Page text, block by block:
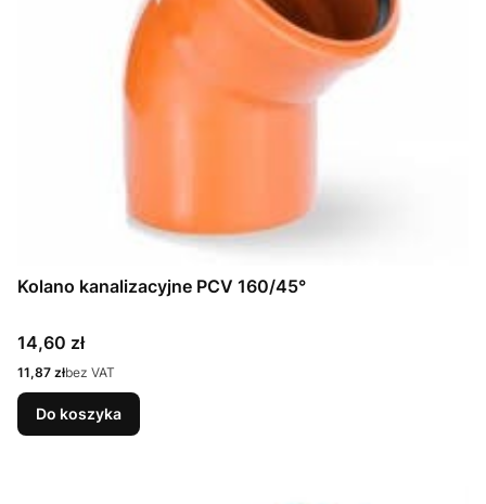
Kolano kanalizacyjne PCV 160/45°
Cena
14,60 zł
Cena
11,87 złbez VAT
Do koszyka